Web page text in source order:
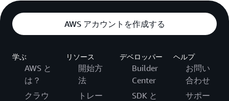
AWS アカウントを作成する
学ぶ
AWS と
は？
クラウ
リソース
開始方
法
トレー
デベロッパー
Builder
Center
SDK と
ヘルプ
お問い
合わせ
サポー